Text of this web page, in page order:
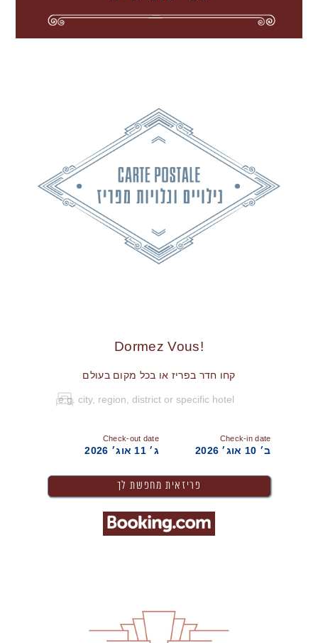
!Dormez Vous
קחו חדר בפריז או בכל מקום בעולם
Check-in date
ב׳ 10 אוג׳ 2026
Check-out date
ג׳ 11 אוג׳ 2026